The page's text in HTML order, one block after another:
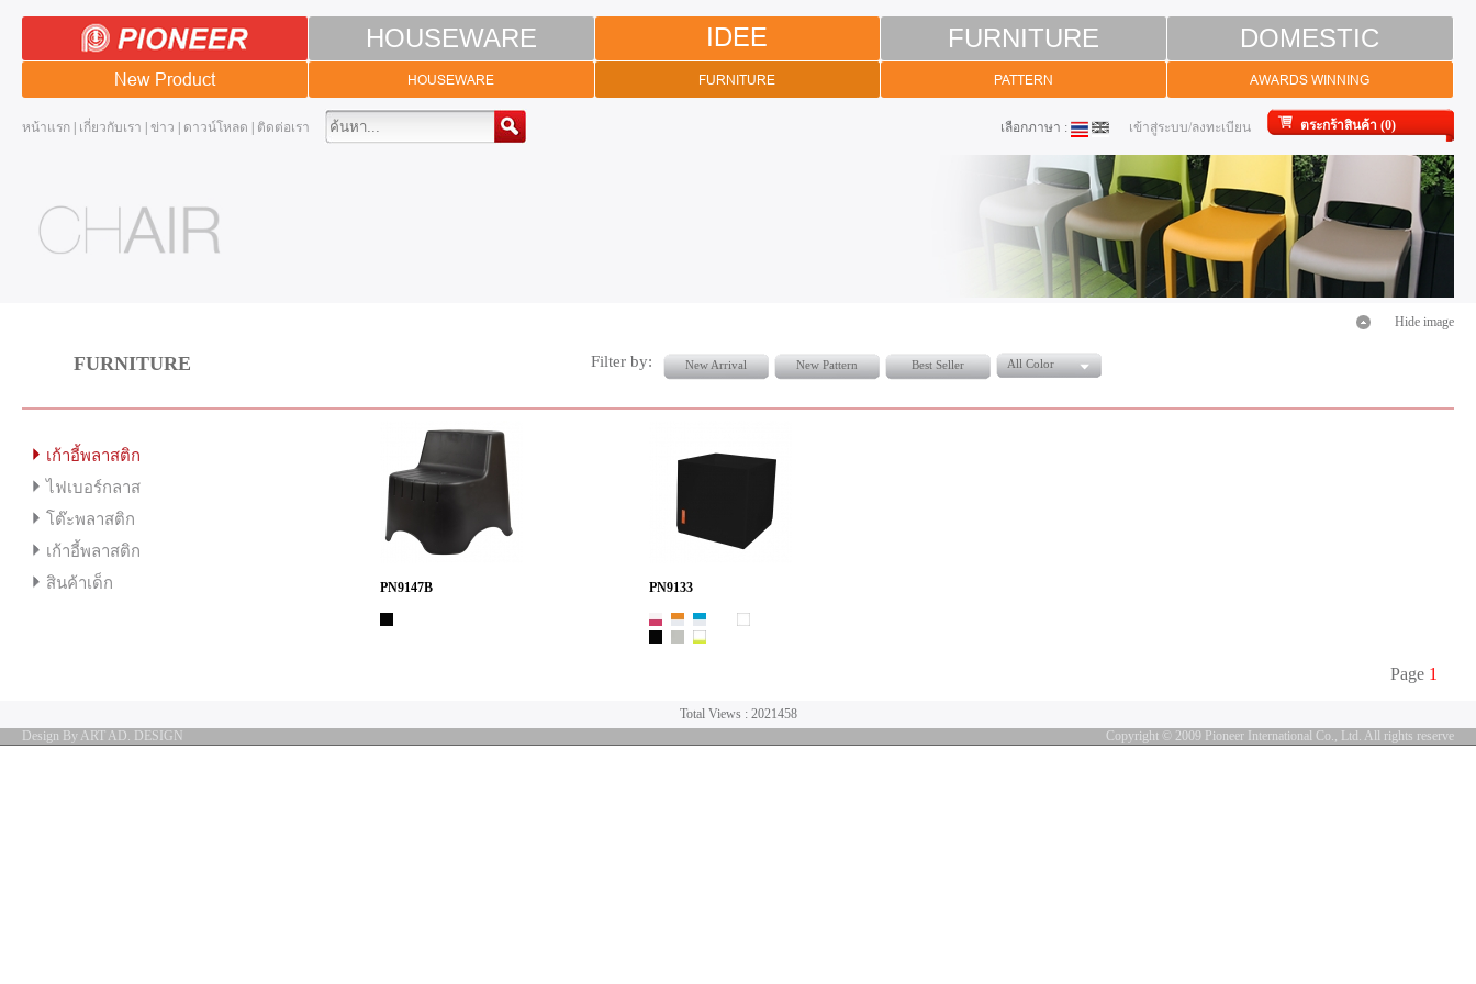
HOUSEWARE IDEE FURNITURE DOMESTIC
New Product HOUSEWARE FURNITURE PATTERN AWARDS WINNING
หน้าแรก | เกี่ยวกับเรา |ข่าว | ดาวน์โหลด | ติดต่อเรา ตระกร้าสินค้า (0)
เลือกภาษา : เข้าสู่ระบบ/ลงทะเบียน
Hide image
FURNITURE Filter by: New Arrival New Pattern Best Seller All Color
เก้าอี้พลาสติก
ไฟเบอร์กลาส
โต๊ะพลาสติก
เก้าอี้พลาสติก
สินค้าเด็ก
PN9147B PN9133
Page 1
Total Views : 2021458
Design By ART AD. DESIGN
Copyright © 2009 Pioneer International Co., Ltd. All rights reserve